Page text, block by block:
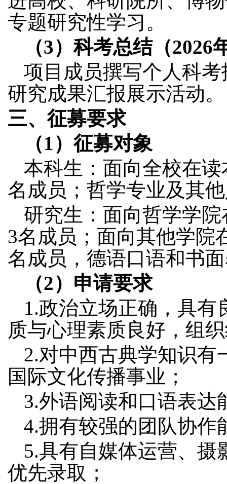
专题研究性学习。
（3）科考总结（2026
项目成员撰写个人科
研究成果汇报展示活动。
三、征募要求
（1）征募对象
本科生：面向全校在
名成员；哲学专业及其
研究生：面向哲学学
3名成员；面向其他学院
名成员，德语口语和书
（2）申请要求
1.政治立场正确，具有
质与心理素质良好，组
2.对中西古典学知识有
国际文化传播事业；
3.外语阅读和口语表达
4.拥有较强的团队协作
5.具有自媒体运营、摄
优先录取；